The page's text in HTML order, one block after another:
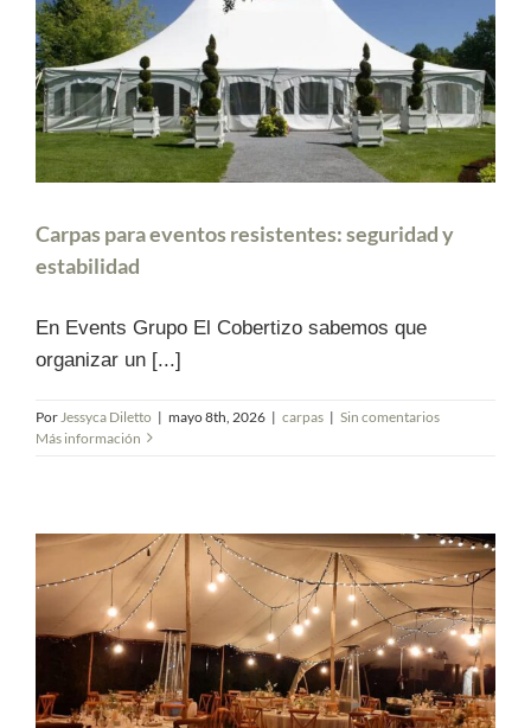
Carpas para eventos resistentes: seguridad y
estabilidad
En Events Grupo El Cobertizo sabemos que
organizar un [...]
Por Jessyca Diletto | mayo 8th, 2026 | carpas | Sin comentarios
Más información